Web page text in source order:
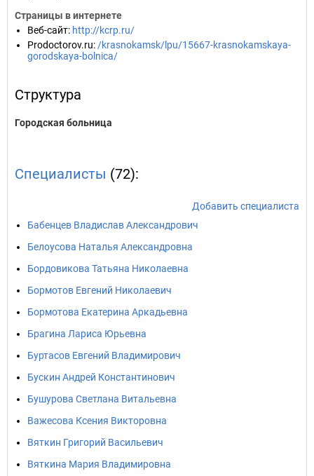
Страницы в интернете
Веб-сайт: http://kcrp.ru/
Prodoctorov.ru: /krasnokamsk/lpu/15667-krasnokamskaya-
gorodskaya-bolnica/
Структура
Городская больница
Специалисты (72):
Добавить специалиста
Бабенцев Владислав Александрович
Белоусова Наталья Александровна
Бордовикова Татьяна Николаевна
Бормотов Евгений Николаевич
Бормотова Екатерина Аркадьевна
Брагина Лариса Юрьевна
Буртасов Евгений Владимирович
Бускин Андрей Константинович
Бушурова Светлана Витальевна
Важесова Ксения Викторовна
Вяткин Григорий Васильевич
Вяткина Мария Владимировна